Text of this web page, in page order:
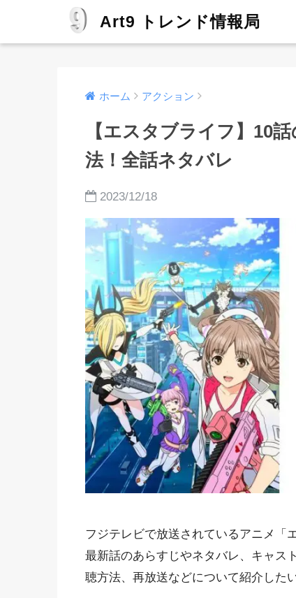
Art9 トレンド情報局
ホーム アクション
【エスタブライフ】10
法！全話ネタバレ
2023/12/18
フジテレビで放送されているアニメ「
最新話のあらすじやネタバレ、キャス
聴方法、再放送などについて紹介した